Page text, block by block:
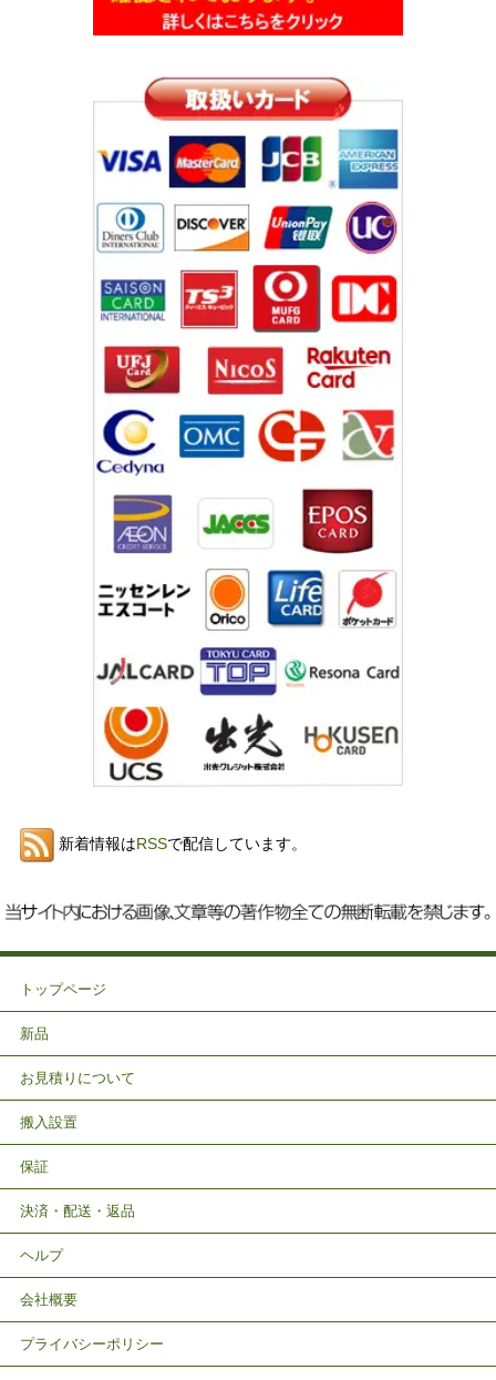
新着情報はRSSで配信しています。
トップページ
新品
お見積りについて
搬入設置
保証
決済・配送・返品
ヘルプ
会社概要
プライバシーポリシー